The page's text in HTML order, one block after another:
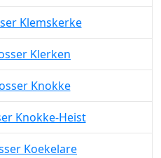
Klemskerke
Klerken
Knokke
Knokke-Heist
Koekelare